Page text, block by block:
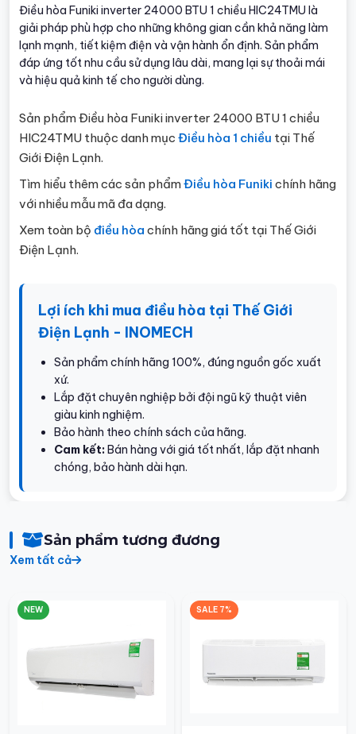
Điều hòa Funiki inverter 24000 BTU 1 chiều HIC24TMU là
giải pháp phù hợp cho những không gian cần khả năng làm
lạnh mạnh, tiết kiệm điện và vận hành ổn định. Sản phẩm
đáp ứng tốt nhu cầu sử dụng lâu dài, mang lại sự thoải mái
và hiệu quả kinh tế cho người dùng.
Sản phẩm Điều hòa Funiki inverter 24000 BTU 1 chiều
HIC24TMU thuộc danh mục Điều hòa 1 chiều tại Thế
Giới Điện Lạnh.
Tìm hiểu thêm các sản phẩmĐiều hòa Funiki chính hãng
với nhiều mẫu mã đa dạng.
Xem toàn bộ điều hòa chính hãng giá tốt tại Thế Giới
Điện Lạnh.
Lợi ích khi mua điều hòa tại Thế Giới
Điện Lạnh - INOMECH
Sản phẩm chính hãng 100%, đúng nguồn gốc xuất
xứ.
Lắp đặt chuyên nghiệp bởi đội ngũ kỹ thuật viên
giàu kinh nghiệm.
Bảo hành theo chính sách của hãng.
Cam kết:Bán hàng với giá tốt nhất, lắp đặt nhanh
chóng, bảo hành dài hạn.
Sản phẩm tương đương
Xem tất cả
NEW SALE 7%